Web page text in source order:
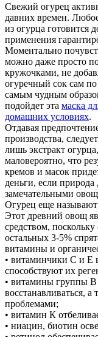
Свежий огурец
давних времен.
из огурца готовится
применения
Моментально
можно даже просто
кружочками, не
огуречный сок сам
самым чудным
подойдет эта маска
домашних условиях.
Отдавая
производства,
лишь экстракт
маловероятно, что
кремов и масок
деньги, если природа
замечательными
Огурец еще называют
Этот древний овощ
средством,
остальных 3-5%
витамины и
• витаминчики С и Е
способствуют их
• витамины группы В
восстанавливаться,
проблемами;
• витамин К
• ниацин, биотин